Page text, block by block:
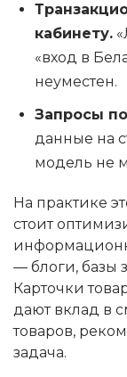
кабинету.
«вход в
неуместен.
Запросы
данные на
модель не
На практике
стоит
— блоги, базы
Карточки
дают вклад в
товаров,
задача.